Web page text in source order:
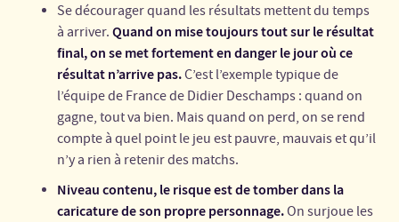
Se décourager quand les résultats mettent du temps
à arriver. Quand on mise toujours tout sur le résultat
final, on se met fortement en danger le jour où ce
résultat n’arrive pas.C’est l’exemple typique de
l’équipe de France de Didier Deschamps : quand on
gagne, tout va bien. Mais quand on perd, on se rend
compte à quel point le jeu est pauvre, mauvais et qu’il
n’y a rien à retenir des matchs.
Niveau contenu, le risque est de tomber dans la
caricature de son propre personnage.On surjoue les